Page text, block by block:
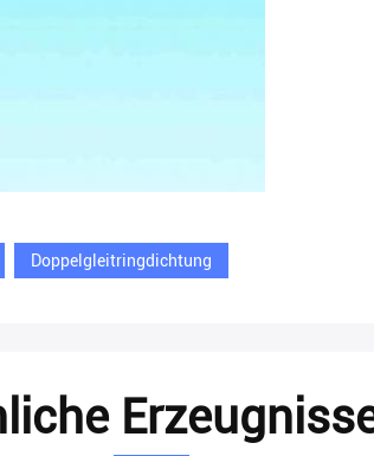
Doppelgleitringdichtung